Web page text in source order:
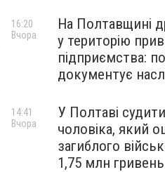
На Полтавщині
у територію
підприємства:
документує
16:20
Вчора
У Полтаві
чоловіка, який
загиблого
1,75 млн гривень
14:41
Вчора